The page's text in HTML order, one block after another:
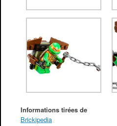
Informations tirées de
Brickipedia